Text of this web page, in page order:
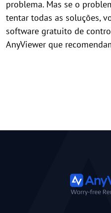
problema. Mas se o
tentar todas as soluções,
software gratuito de
AnyViewer que